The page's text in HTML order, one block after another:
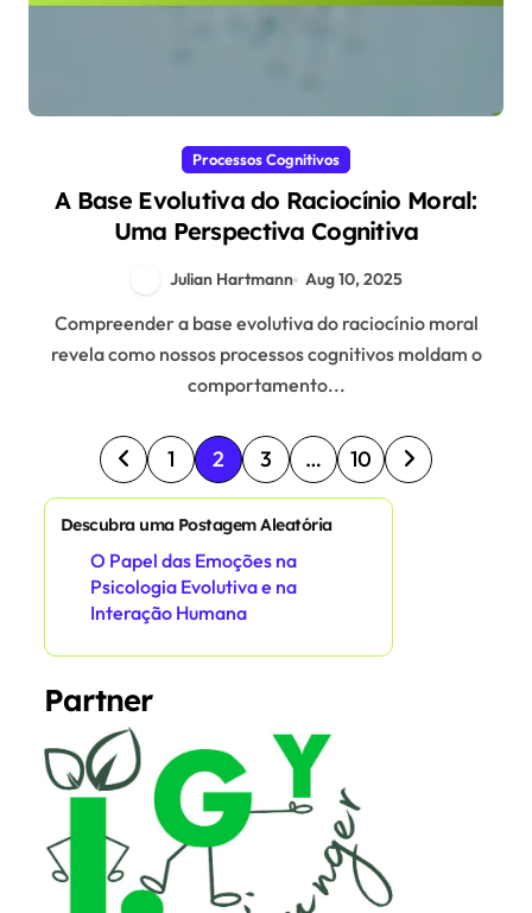
Processos Cognitivos
A Base Evolutiva do Raciocínio Moral:
Uma Perspectiva Cognitiva
Julian Hartmann Aug 10, 2025
Compreender a base evolutiva do raciocínio moral
revela como nossos processos cognitivos moldam o
comportamento...
P
o
s
t
s
p
a
g
i
n
a
t
1 2 3 … 10
Descubra uma Postagem Aleatória
O Papel das Emoções na
Psicologia Evolutiva e na
Interação Humana
Partner